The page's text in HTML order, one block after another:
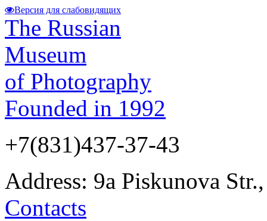
Версия для слабовидящих
The Russian
Museum
of Photography
Founded in 1992
+7(831)437-37-43
Address: 9а Piskunova
Contacts